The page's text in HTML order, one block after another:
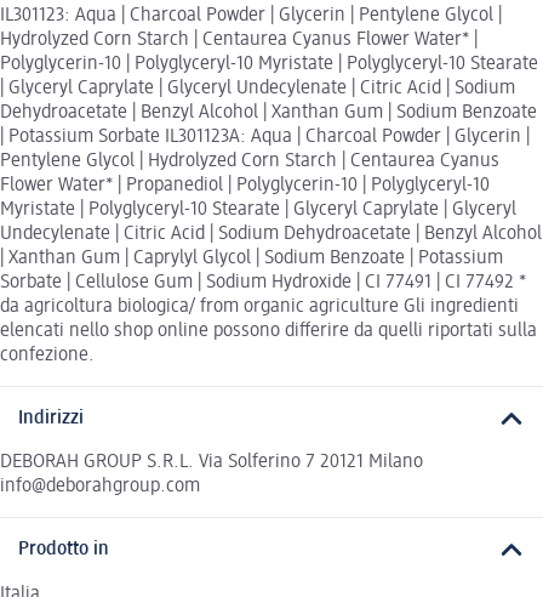
IL301123: Aqua | Charcoal Powder | Glycerin | Pentylene Glycol |
Hydrolyzed Corn Starch | Centaurea Cyanus Flower Water* |
Polyglycerin-10 | Polyglyceryl-10 Myristate | Polyglyceryl-10 Stearate
| Glyceryl Caprylate | Glyceryl Undecylenate | Citric Acid | Sodium
Dehydroacetate | Benzyl Alcohol | Xanthan Gum | Sodium Benzoate
| Potassium Sorbate IL301123A: Aqua | Charcoal Powder | Glycerin |
Pentylene Glycol | Hydrolyzed Corn Starch | Centaurea Cyanus
Flower Water* | Propanediol | Polyglycerin-10 | Polyglyceryl-10
Myristate | Polyglyceryl-10 Stearate | Glyceryl Caprylate | Glyceryl
Undecylenate | Citric Acid | Sodium Dehydroacetate | Benzyl Alcohol
| Xanthan Gum | Caprylyl Glycol | Sodium Benzoate | Potassium
Sorbate | Cellulose Gum | Sodium Hydroxide | CI 77491 | CI 77492 *
da agricoltura biologica/ from organic agriculture Gli ingredienti
elencati nello shop online possono differire da quelli riportati sulla
confezione.
Indirizzi
DEBORAH GROUP S.R.L. Via Solferino 7 20121 Milano
info@deborahgroup.com
Prodotto in